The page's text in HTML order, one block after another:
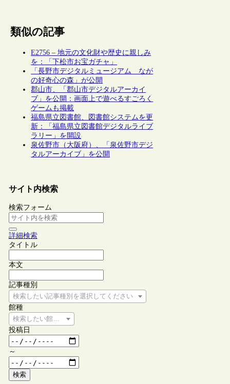
類似の記事
E2756 – 地元の文化財や歴史に親しみ
を：「下松市お宝ガチャ」
「長野市デジタルミュージアム なが
の好奇心の森」が公開
郡山市、「郡山市デジタルアーカイ
ブ」を公開：画面上で遊べるすごろく
ゲームも掲載
福島県立図書館、図書館システムを更
新：「福島県立図書館デジタルライブ
ラリー」を開設
泉佐野市（大阪府）、「泉佐野市デジ
タルアーカイブ」を公開
サイト内検索
検索フォーム
詳細検索
タイトル
本文
記事種別
検索したい記事種別を選択してください
館種
検索したい館種を選択してください
投稿日
～
検索